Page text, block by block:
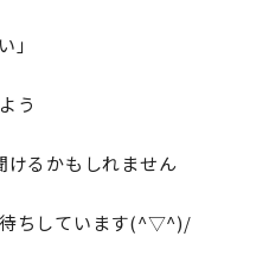
」
う
けるかもしれません
ちしています(^▽^)/